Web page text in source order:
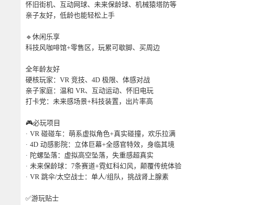
怀旧街机、互动网球、未来保龄球、机械猿塔防等
亲子友好，低龄也能轻松上手
🔹休闲乐享
科技风咖啡馆+零售区，玩累可歇脚、买周边
全年龄友好
硬核玩家：VR 竞技、4D 极限、体感对战
亲子家庭：温和 VR、互动运动、怀旧电玩
打卡党：未来感场景+科技装置，出片率高
🎮必玩项目
· VR 碰碰车：萌系虚拟角色+真实碰撞，欢乐拉满
· 4D 动感影院：立体巨幕+全感官特效，身临其境
· 陀螺坠落：虚拟高空坠落，失重感超真实
· 未来保龄球：7条赛道+霓虹科幻风，颠覆传统体验
· VR 跳伞/太空战士：单人/组队，挑战肾上腺素
✅游玩贴士